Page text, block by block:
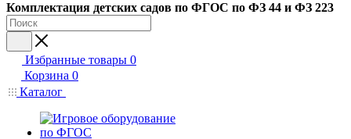
Комплектация детских садов по ФГОC по ФЗ 44 и ФЗ 223
Избранные товары 0
Корзина 0
Каталог